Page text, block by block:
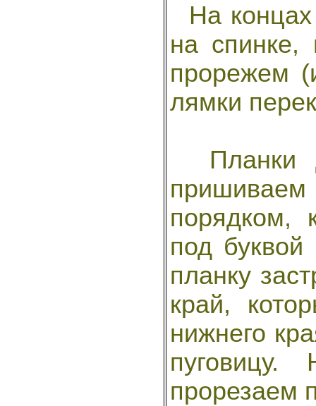
На
на
прорежем
лямки
Планки
порядком,
под
планку
край,
нижнего
прорезаем